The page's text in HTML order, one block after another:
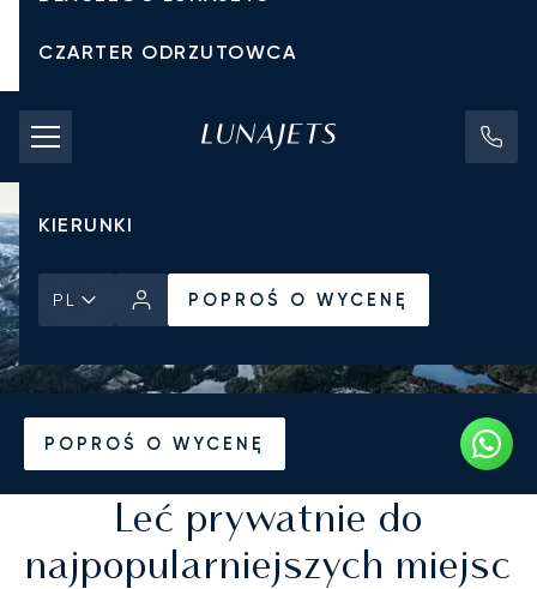
CZARTER ODRZUTOWCA
KOSZTY CZARTERU
PRYWATNE ODRZUTOWCE
KIERUNKI
PL POPROŚ O WYCENĘ
POPROŚ O WYCENĘ
Leć prywatnie do
najpopularniejszych miejsc